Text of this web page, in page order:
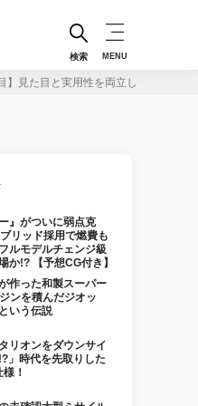
検索 MENU
】見た目と実用性を両立したアウト
』がついに弱点克
リッド採用で燃費も
ルモデルチェンジ級
か!? 【予想CG付き】
作った和製スーパー
ンを積んだジオッ
いう伝説
リオンをダウンサイ
」時代を先取りした
！